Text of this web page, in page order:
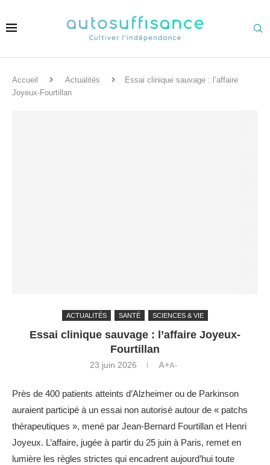
Accueil Actualités
Essai clinique sauvage : l’affaire
Joyeux-Fourtillan
ACTUALITÉS SANTÉ SCIENCES & VIE
Essai clinique sauvage : l’affaire Joyeux-
Fourtillan
23 juin 2026 A+A-
Près de 400 patients atteints d’Alzheimer ou de Parkinson
auraient participé à un essai non autorisé autour de « patchs
thérapeutiques », mené par Jean-Bernard Fourtillan et Henri
Joyeux. L’affaire, jugée à partir du 25 juin à Paris, remet en
lumière les règles strictes qui encadrent aujourd’hui toute